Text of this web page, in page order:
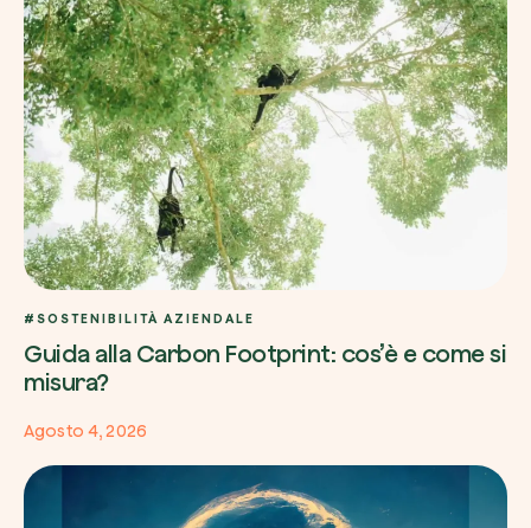
#SOSTENIBILITÀ AZIENDALE
Guida alla Carbon Footprint: cos’è e come si
misura?
Agosto 4, 2026